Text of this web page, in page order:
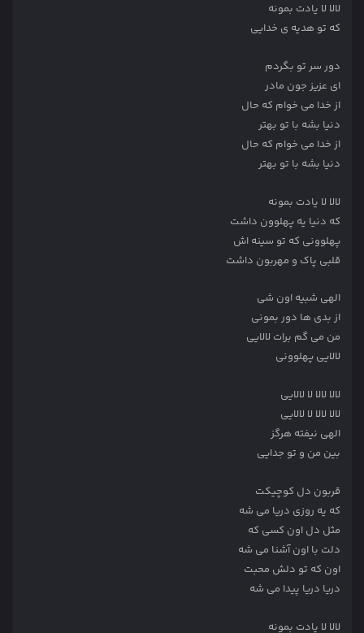
لالا لا یادت بمونه
که تو هدیه ی خدایی
دور سر تو بگردم
ای عزیز جون مادر
از خدا می خوام که حال
دنیا بشه با تو بهتر
از خدا می خوام که حال
دنیا بشه با تو بهتر
لالا لا یادت بمونه
که دنیا یه پهلوون داشت
پهلوونی که تو سینه اش
قلبی پاک و مهربون داشت
الهی شبیه اون شی
از بدی ها دور بمونی
من می گم برات لالایی
لالایی پهلوونی
لالا لالا لا لالایی
لالا لالا لا لالایی
الهی نیفته هرگز
بین من و تو جدایی
قربون دل کوچیکت
که یه روزی دریا می شه
مثل دل اون کسی که
دلت با اون آشنا می شه
اون که تو دلش محبت
دریا دریا پیدا می شه
لالا لا یادت بمونه